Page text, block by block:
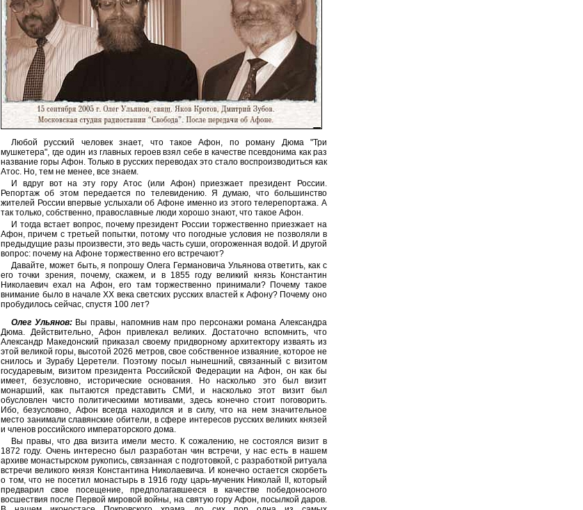
Любой русский человек знает, что такое Афон, по роману Дюма "Три
мушкетера", где один из главных героев взял себе в качестве псевдонима как раз
название горы Афон. Только в русских переводах это стало воспроизводиться как
Атос. Но, тем не менее, все знаем.
И вдруг вот на эту гору Атос (или Афон) приезжает президент России.
Репортаж об этом передается по телевидению. Я думаю, что большинство
жителей России впервые услыхали об Афоне именно из этого телерепортажа. А
так только, собственно, православные люди хорошо знают, что такое Афон.
И тогда встает вопрос, почему президент России торжественно приезжает на
Афон, причем с третьей попытки, потому что погодные условия не позволяли в
предыдущие разы произвести, это ведь часть суши, огороженная водой. И другой
вопрос: почему на Афоне торжественно его встречают?
Давайте, может быть, я попрошу Олега Германовича Ульянова ответить, как с
его точки зрения, почему, скажем, и в 1855 году великий князь Константин
Николаевич ехал на Афон, его там торжественно принимали? Почему такое
внимание было в начале XX века светских русских властей к Афону? Почему оно
пробудилось сейчас, спустя 100 лет?
Олег Ульянов:Вы правы, напомнив нам про персонажи романа Александра
Дюма. Действительно, Афон привлекал великих. Достаточно вспомнить, что
Александр Македонский приказал своему придворному архитектору изваять из
этой великой горы, высотой 2026 метров, свое собственное изваяние, которое не
снилось и Зурабу Церетели. Поэтому посыл нынешний, связанный с визитом
государевым, визитом президента Российской Федерации на Афон, он как бы
имеет, безусловно, исторические основания. Но насколько это был визит
монарший, как пытаются представить СМИ, и насколько этот визит был
обусловлен чисто политическими мотивами, здесь конечно стоит поговорить.
Ибо, безусловно, Афон всегда находился и в силу, что на нем значительное
место занимали славянские обители, в сфере интересов русских великих князей
и членов российского императорского дома.
Вы правы, что два визита имели место. К сожалению, не состоялся визит в
1872 году. Очень интересно был разработан чин встречи, у нас есть в нашем
архиве монастырском рукопись, связанная с подготовкой, с разработкой ритуала
встречи великого князя Константина Николаевича. И конечно остается скорбеть
о том, что не посетил монастырь в 1916 году царь-мученик Николай II, который
предварил свое посещение, предполагавшееся в качестве победоносного
восшествия после Первой мировой войны, на святую гору Афон, посылкой даров.